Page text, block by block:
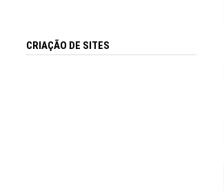
CRIAÇÃO DE SITES